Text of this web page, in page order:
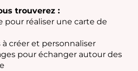
trouverez :
pour réaliser une carte de
créer et personnaliser
pour échanger autour des